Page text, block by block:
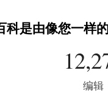
科是由像您一样
编辑